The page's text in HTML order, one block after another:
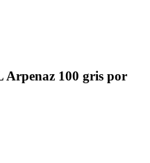
Arpenaz 100 gris por